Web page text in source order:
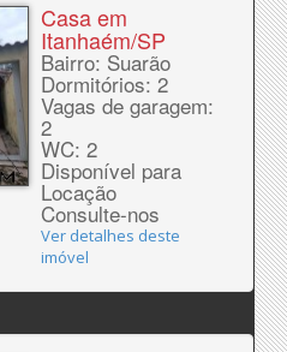
Casa em
Itanhaém/SP
Bairro: Suarão
Dormitórios: 2
Vagas de garagem:
2
WC: 2
Disponível para
Locação
Consulte-nos
Ver detalhes deste
imóvel